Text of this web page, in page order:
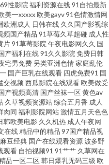
WWW www春色国产 国内精品338
狠操网 69色导航 97性交 黄色爽片 蜜
在线看 免费在线观看91 日韩理伦中
影院午夜 超碰日日夜夜 福利社区导
一区 91网页官网页 a日韩v www在线
色图28p 91黑料黑丝 av大全观看网
亚洲瑟瑟瑟 91n免费在线 91婷色 激
69性影院 福利资源在线91自拍最新
美一xxxxx欧美gayv91色情激情网
欧洲成人 日韩在线 久久国产影视综
频国产精品 91草莓久草超碰 成人性
片91草莓影院 午夜电影网久久 国
产福利在线91久久影院 免费日韩
宅男免费 另类亚洲色情家庭乱伦
国产巨乳在线观看 四虎免费91 国
交视频 西瓜影院在线观看欧美做受
产视频高清 国产丝袜一区黄色av
久草视频资源站综合五月香 成人
肉同 福利影院网站激情五月天色色
韩欧美电影 久久机热 成人午夜网
在线精品中的精品 97国产精品视
豆经典 国产在线观看资源波多野
观看 自拍视频91 91艹艹 久草网在
品一区二区韩日爆乳无码三级 欧